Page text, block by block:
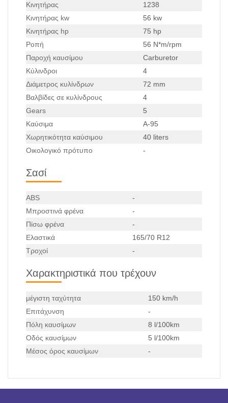
Κινητήρας
1238
Κινητήρας kw
56 kw
Κινητήρας hp
75 hp
Ροπή
56 N*m/rpm
Παροχή καυσίμου
Carburetor
Κύλινδροι
4
Διάμετρος κυλίνδρων
72 mm
Βαλβίδες σε κυλίνδρους
4
Gears
5
Καύσιμα
A-95
Χωρητικότητα καύσιμου
40 liters
Οικολογικό πρότυπο
-
Σασί
ABS
-
Μπροστινά φρένα
-
Πίσω φρένα
-
Ελαστικά
165/70 R12
Τροχοί
-
Χαρακτηριστικά που τρέχουν
μέγιστη ταχύτητα
150 km/h
Επιτάχυνση
-
Πόλη καυσίμων
8 l/100km
Οδός καυσίμων
5 l/100km
Μέσος όρος καυσίμων
-